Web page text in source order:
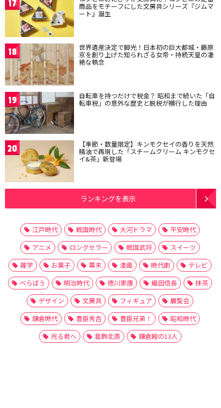
17 商品をモチーフにした文房具シリーズ『ジムマ
ート』誕生
18 世界遺産決定で脚光！日本初の巨大都城・藤原
京を創り上げた知られざる女帝・持統天皇の凄
絶な執念
19 自転車を持つだけで税金？ 昭和まで続いた「自
転車税」の意外な歴史と脱税が横行した理由
20 【季節・数量限定】キンモクセイの香りを天然
精油で再現した「スチームクリーム キンモクセ
イ&茶」新登場
ランキングを表示
江戸時代 戦国時代 大河ドラマ
平安時代
アニメ
ロングセラー 戦国武将
スイーツ
雑学
お菓子 幕末 漫画 時代劇
テレビ
べらぼう
明治時代 徳川家康 織田信長
抹茶
デザイン
文房具 フィギュア
展覧会
鎌倉時代
豊臣秀吉 豊臣兄弟！
昭和時代
光る君へ
葛飾北斎 鎌倉殿の13人